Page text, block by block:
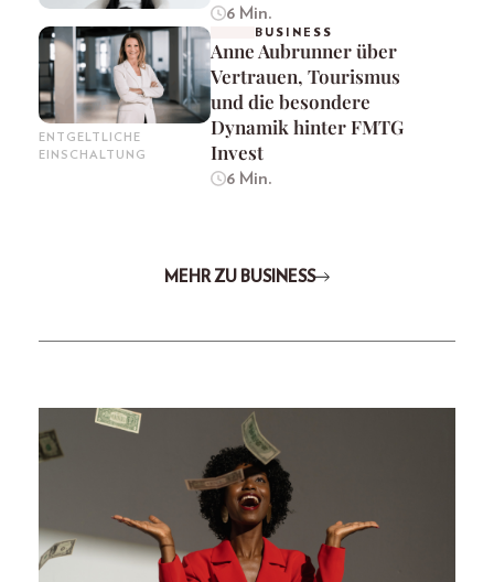
6 Min.
ENTGELTLICHE
EINSCHALTUNG
BUSINESS
Anne Aubrunner über
Vertrauen, Tourismus
und die besondere
Dynamik hinter FMTG
Invest
6 Min.
MEHR ZU BUSINESS